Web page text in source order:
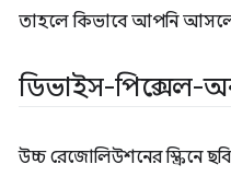
তাহলে কিভাবে আপনি
ডিভাইস-পিক্সেল-
উচ্চ রেজোলিউশনের স্ক্রিনে